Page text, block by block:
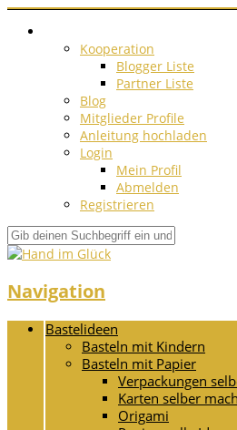
Kooperation
Blogger Liste
Partner Liste
Blog
Mitglieder Profile
Anleitung hochladen
Login
Mein Profil
Abmelden
Registrieren
Navigation
Bastelideen
Basteln mit Kindern
Basteln mit Papier
Verpackungen
Karten selber
Origami